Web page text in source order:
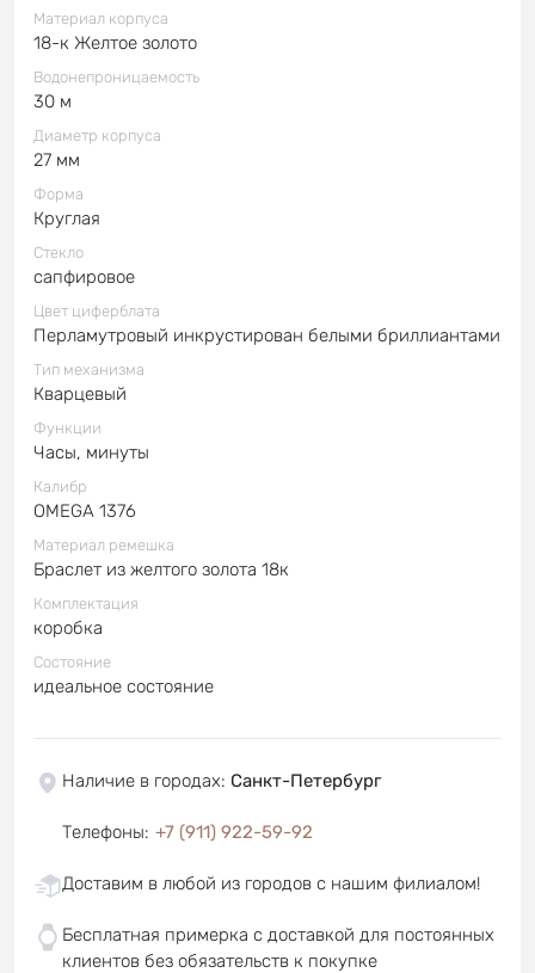
Материал корпуса
18-к Желтое золото
Водонепроницаемость
30 м
Диаметр корпуса
27 мм
Форма
Круглая
Стекло
сапфировое
Цвет циферблата
Перламутровый инкрустирован белыми бриллиантами
Тип механизма
Кварцевый
Функции
Часы, минуты
Калибр
OMEGA 1376
Материал ремешка
Браслет из желтого золота 18к
Комплектация
коробка
Состояние
идеальное состояние
Наличие в городах: Санкт-Петербург
Телефоны: +7 (911) 922-59-92
Доставим в любой из городов с нашим филиалом!
Бесплатная примерка с доставкой для постоянных
клиентов без обязательств к покупке